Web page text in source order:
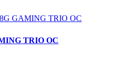
TRIO OC